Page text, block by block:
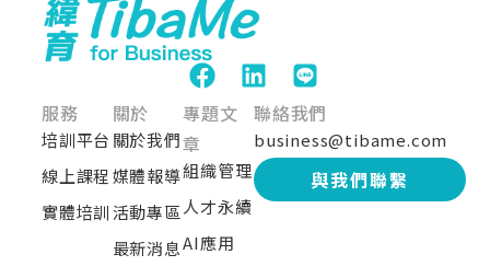
服務
培訓平台
線上課程
實體培訓
關於
關於我們
媒體報導
活動專區
最新消息
專題文
章
組織管理
人才永續
AI應用
聯絡我們
business@tibame.com
與我們聯繫